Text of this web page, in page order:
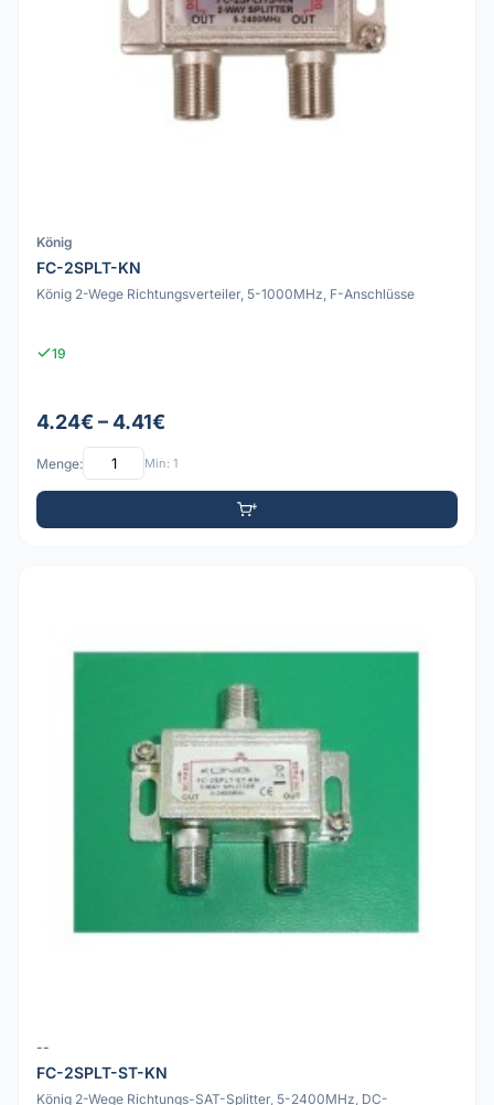
König
FC-2SPLT-KN
König 2-Wege Richtungsverteiler, 5-1000MHz, F-Anschlüsse
19
4.24€ – 4.41€
Menge: Min: 1
--
FC-2SPLT-ST-KN
König 2-Wege Richtungs-SAT-Splitter, 5-2400MHz, DC-